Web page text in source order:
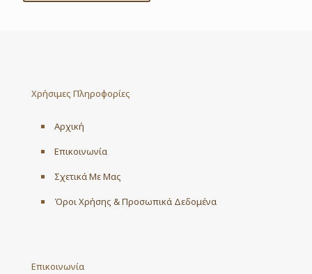
Χρήσιμες Πληροφορίες
Αρχική
Επικοινωνία
Σχετικά Με Μας
Όροι Χρήσης & Προσωπικά Δεδομένα
Επικοινωνία